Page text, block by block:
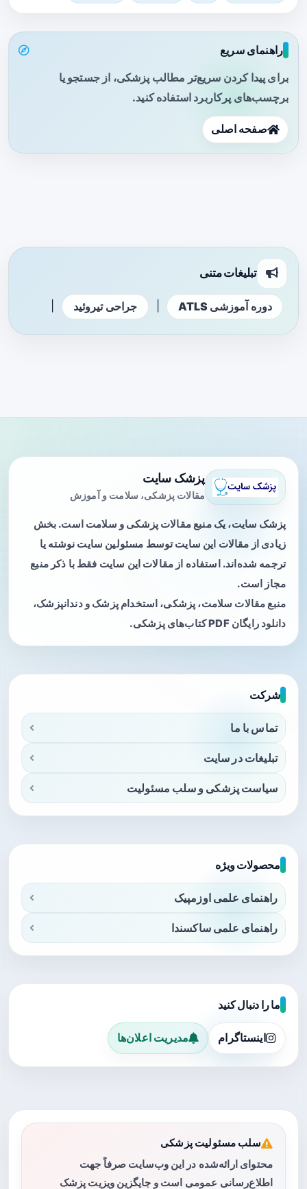
راهنمای سریع
برای پیدا کردن سریع‌تر مطالب پزشکی، از جستجو یا
برچسب‌های پرکاربرد استفاده کنید.
صفحه اصلی
تبلیغات متنی
دوره آموزشی ATLS جراحی تیروئید
پزشک سایت
مقالات پزشکی، سلامت و آموزش
پزشک سایت، یک منبع مقالات پزشکی و سلامت است. بخش
زیادی از مقالات این سایت توسط مسئولین سایت نوشته یا
ترجمه شده‌اند. استفاده از مقالات این سایت فقط با ذکر منبع
مجاز است.
منبع مقالات سلامت، پزشکی، استخدام پزشک و دندانپزشک،
دانلود رایگان PDF کتاب‌های پزشکی.
شرکت
تماس با ما
تبلیغات در سایت
سیاست پزشکی و سلب مسئولیت
محصولات ویژه
راهنمای علمی اوزمپیک
راهنمای علمی ساکسندا
ما را دنبال کنید
اینستاگرام مدیریت اعلان‌ها
سلب مسئولیت پزشکی
محتوای ارائه‌شده در این وب‌سایت صرفاً جهت
اطلاع‌رسانی عمومی است و جایگزین ویزیت پزشک